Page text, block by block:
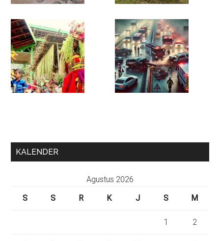
KALENDER
Agustus 2026
S
S R K J S M
1 2